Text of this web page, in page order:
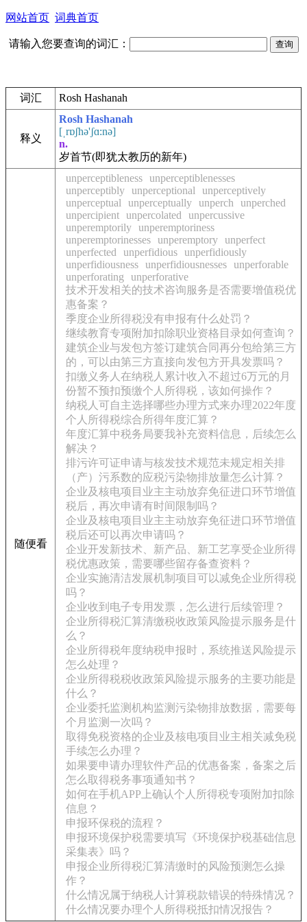
网站首页 词典首页
请输入您要查询的词汇：
词汇 Rosh Hashanah
释义
Rosh Hashanah
[ˌrɒʃhə'ʃɑ:nə]
n.
岁首节(即犹太教历的新年)
随便看
unperceptibleness unperceptiblenesses
unperceptibly unperceptional
unperceptively
unperceptual
unperceptually unperch
unperched
unpercipient unpercolated
unpercussive
unperemptorily unperemptoriness
unperemptorinesses unperemptory unperfect
unperfected
unperfidious unperfidiously
unperfidiousness unperfidiousnesses unperforable
unperforating
unperforative
技术开发相关的技术咨询服务是否需要增值税优
惠备案？
季度企业所得税没有申报有什么处罚？
继续教育专项附加扣除职业资格目录如何查询？
建筑企业与发包方签订建筑合同再分包给第三方
的，可以由第三方直接向发包方开具发票吗？
扣缴义务人在纳税人累计收入不超过6万元的月
份暂不预扣预缴个人所得税，该如何操作？
纳税人可自主选择哪些办理方式来办理2022年度
个人所得税综合所得年度汇算？
年度汇算中税务局要我补充资料信息，后续怎么
解决？
排污许可证申请与核发技术规范未规定相关排
（产）污系数的应税污染物排放量怎么计算？
企业及核电项目业主主动放弃免征进口环节增值
税后，再次申请有时间限制吗？
企业及核电项目业主主动放弃免征进口环节增值
税后还可以再次申请吗？
企业开发新技术、新产品、新工艺享受企业所得
税优惠政策，需要哪些留存备查资料？
企业实施清洁发展机制项目可以减免企业所得税
吗？
企业收到电子专用发票，怎么进行后续管理？
企业所得税汇算清缴税收政策风险提示服务是什
么？
企业所得税年度纳税申报时，系统推送风险提示
怎么处理？
企业所得税税收政策风险提示服务的主要功能是
什么？
企业委托监测机构监测污染物排放数据，需要每
个月监测一次吗？
取得免税资格的企业及核电项目业主相关减免税
手续怎么办理？
如果要申请办理软件产品的优惠备案，备案之后
怎么取得税务事项通知书？
如何在手机APP上确认个人所得税专项附加扣除
信息？
申报环保税的流程？
申报环境保护税需要填写《环境保护税基础信息
采集表》吗？
申报企业所得税汇算清缴时的风险预测怎么操
作？
什么情况属于纳税人计算税款错误的特殊情况？
什么情况要办理个人所得税抵扣情况报告？